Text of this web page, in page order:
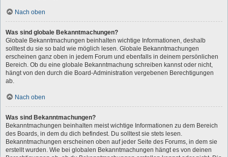
Nach oben
Was sind globale Bekanntmachungen?
Globale Bekanntmachungen beinhalten wichtige Informationen, deshalb
solltest du sie so bald wie möglich lesen. Globale Bekanntmachungen
erscheinen ganz oben in jedem Forum und ebenfalls in deinem persönlichen
Bereich. Ob du eine globale Bekanntmachung schreiben kannst oder nicht,
hängt von den durch die Board-Administration vergebenen Berechtigungen
ab.
Nach oben
Was sind Bekanntmachungen?
Bekanntmachungen beinhalten meist wichtige Informationen zu dem Bereich
des Boards, in dem du dich befindest. Du solltest sie stets lesen.
Bekanntmachungen erscheinen oben auf jeder Seite des Forums, in dem sie
erstellt wurden. Wie bei globalen Bekanntmachungen hängt es von deinen